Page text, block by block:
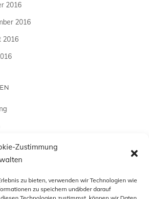
Zustimmung
zu bieten, verwenden wir Technologien wie
zu speichern und/oder darauf
2016
2016
2016